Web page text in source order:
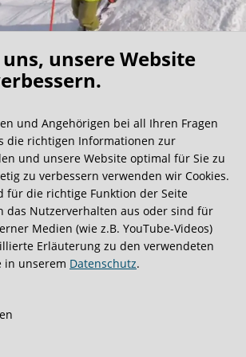
und der professionellen Routine der
gesamten Teams der Klinik! Es
Martini-Klinik Weltspitzen der Medizin,
mit sehr viel Empathie für den
5 Möglichen! Nein Gentlemen - ich
meine Empfindungen und
exorbitanten an mir erbrachten
nieder. Allen Lesern dieses
ich nun hier wirklich schließend alles
für die Zukunft!
a ride!
ja viele tolle Gästebucheinträge,
doch sehr ungewöhnlich.
unsere Website
und Angehörigen bei all Ihren Fragen
die richtigen Informationen zur
und unsere Website optimal für Sie zu
zu verbessern verwenden wir Cookies.
für die richtige Funktion der Seite
das Nutzerverhalten aus oder sind für
Medien (wie z.B. YouTube-Videos)
Erläuterung zu den verwendeten
in unserem Datenschutz.